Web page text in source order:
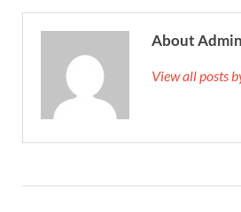
About
View all posts